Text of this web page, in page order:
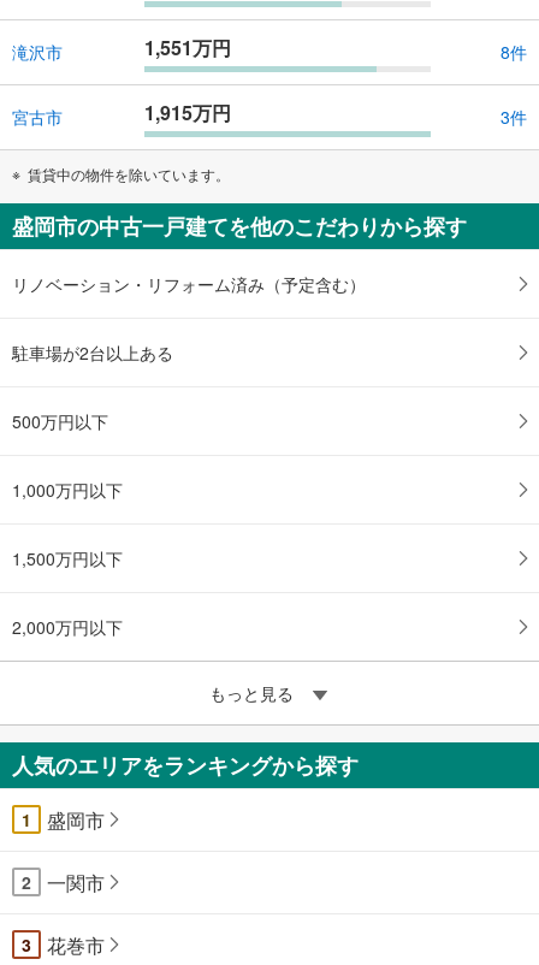
滝沢市 1,551万円 8件
宮古市 1,915万円 3件
賃貸中の物件を除いています。
盛岡市の中古一戸建てを他のこだわりから探す
リノベーション・リフォーム済み（予定含む）
駐車場が2台以上ある
500万円以下
1,000万円以下
1,500万円以下
2,000万円以下
もっと見る
人気のエリアをランキングから探す
1 盛岡市
2 一関市
3 花巻市